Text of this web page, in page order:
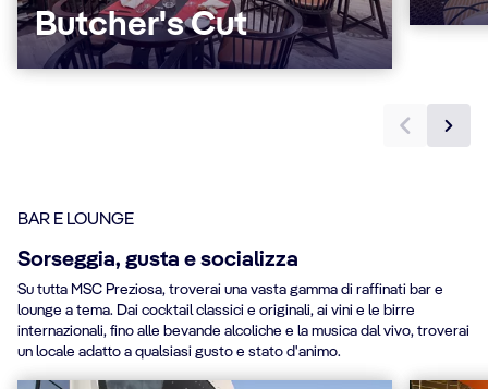
Butcher's Cut
BAR E LOUNGE
Sorseggia, gusta e socializza
Su tutta MSC Preziosa, troverai una vasta gamma di raffinati bar e
lounge a tema. Dai cocktail classici e originali, ai vini e le birre
internazionali, fino alle bevande alcoliche e la musica dal vivo, troverai
un locale adatto a qualsiasi gusto e stato d'animo.